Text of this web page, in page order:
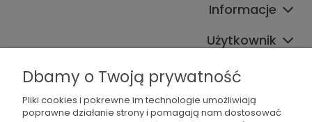
Informacje
Użytkownik
Pomoc
Oferta
Dbamy o Twoją prywatność
Pliki cookies i pokrewne im technologie umożliwiają
poprawne działanie strony i pomagają nam dostosować